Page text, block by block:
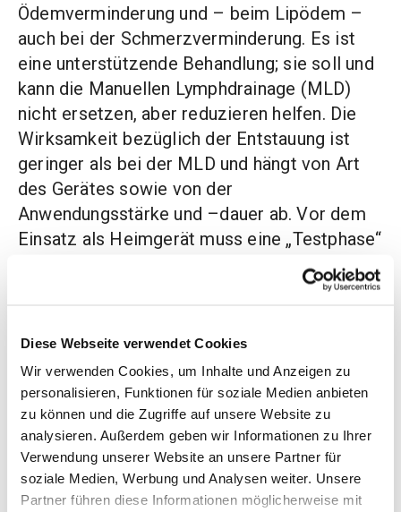
Diese Webseite verwendet Cookies
Wir verwenden Cookies, um Inhalte und Anzeigen zu
personalisieren, Funktionen für soziale Medien anbieten
zu können und die Zugriffe auf unsere Website zu
analysieren. Außerdem geben wir Informationen zu Ihrer
Verwendung unserer Website an unsere Partner für
soziale Medien, Werbung und Analysen weiter. Unsere
Partner führen diese Informationen möglicherweise mit
Ödemverminderung und – beim Lipödem –
auch bei der Schmerzverminderung. Es ist
eine unterstützende Behandlung; sie soll und
kann die Manuellen Lymphdrainage (MLD)
nicht ersetzen, aber reduzieren helfen. Die
Wirksamkeit bezüglich der Entstauung ist
geringer als bei der MLD und hängt von Art
des Gerätes sowie von der
Anwendungsstärke und –dauer ab. Vor dem
Einsatz als Heimgerät muss eine „Testphase“
in Klinik oder Praxis unter ärztlicher Aufsicht
werden. Die AIK-Geräte sind als Hilfsmittel
zur Kompressionstherapie im
Hilfsmittelverzeichnis gelistet.
Erfahrungsgemäß sind die Krankenkassen mit
der Kostenerstattung aber sehr
zurückhaltend.